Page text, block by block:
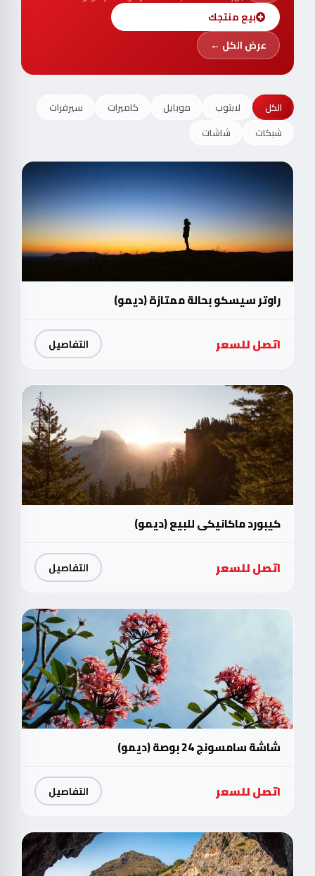
بيع منتجك
عرض الكل ←
الكل لابتوب موبايل كاميرات
سيرفرات
شبكات
شاشات
راوتر سيسكو بحالة ممتازة (ديمو)
اتصل للسعر التفاصيل
كيبورد ماكانيكي للبيع (ديمو)
اتصل للسعر التفاصيل
شاشة سامسونج 24 بوصة (ديمو)
اتصل للسعر التفاصيل